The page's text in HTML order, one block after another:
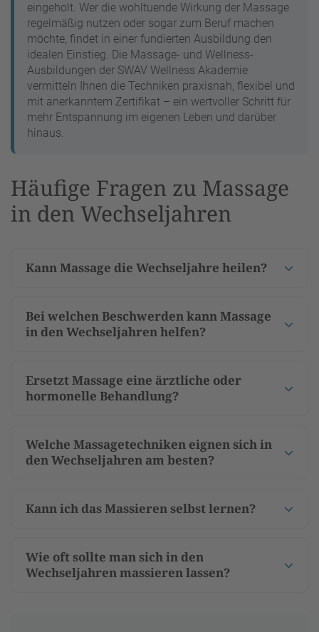
eingeholt. Wer die wohltuende Wirkung der Massage
regelmäßig nutzen oder sogar zum Beruf machen
möchte, findet in einer fundierten Ausbildung den
idealen Einstieg. Die Massage- und Wellness-
Ausbildungen der SWAV Wellness Akademie
vermitteln Ihnen die Techniken praxisnah, flexibel und
mit anerkanntem Zertifikat – ein wertvoller Schritt für
mehr Entspannung im eigenen Leben und darüber
hinaus.
Häufige Fragen zu Massage
in den Wechseljahren
Kann Massage die Wechseljahre heilen?
Bei welchen Beschwerden kann Massage
in den Wechseljahren helfen?
Ersetzt Massage eine ärztliche oder
hormonelle Behandlung?
Welche Massagetechniken eignen sich in
den Wechseljahren am besten?
Kann ich das Massieren selbst lernen?
Wie oft sollte man sich in den
Wechseljahren massieren lassen?